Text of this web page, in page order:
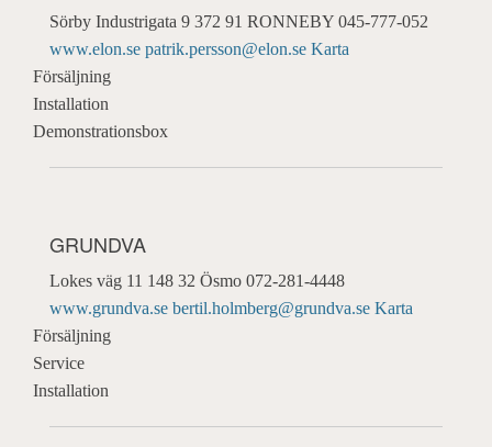
Sörby Industrigata 9 372 91 RONNEBY 045-777-052
www.elon.se patrik.persson@elon.se Karta
Försäljning
Installation
Demonstrationsbox
GRUNDVA
Lokes väg 11 148 32 Ösmo 072-281-4448
www.grundva.se bertil.holmberg@grundva.se Karta
Försäljning
Service
Installation